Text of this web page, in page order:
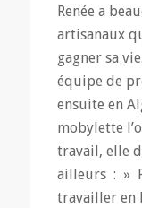
Renée a
artisanaux
gagner sa
équipe de
ensuite en
mobylette
travail, elle
ailleurs : »
travailler en